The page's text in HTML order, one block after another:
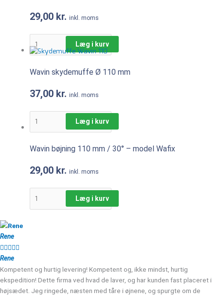
29,00 kr. inkl. moms
Læg i kurv
Wavin skydemuffe Ø 110 mm
37,00 kr. inkl. moms
Læg i kurv
Wavin bøjning 110 mm / 30° – model Wafix
29,00 kr. inkl. moms
Læg i kurv
Rene

Rene
Kompetent og hurtig levering! Kompetent og, ikke mindst, hurtig
ekspedition! Dette firma ved hvad de laver, og har kunden fast placeret i
højsædet. Jeg ringede, næsten med tåre i øjnene, og spurgte om de